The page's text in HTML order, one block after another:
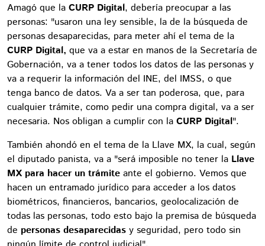
Amagó que la CURP Digital, debería preocupar a las
personas: "usaron una ley sensible, la de la búsqueda de
personas desaparecidas, para meter ahí el tema de la
CURP Digital, que va a estar en manos de la Secretaría de
Gobernación, va a tener todos los datos de las personas y
va a requerir la información del INE, del IMSS, o que
tenga banco de datos. Va a ser tan poderosa, que, para
cualquier trámite, como pedir una compra digital, va a ser
necesaria. Nos obligan a cumplir con la CURP Digital".
También ahondó en el tema de la Llave MX, la cual, según
el diputado panista, va a "será imposible no tener la Llave
MX para hacer un trámite ante el gobierno. Vemos que
hacen un entramado jurídico para acceder a los datos
biométricos, financieros, bancarios, geolocalización de
todas las personas, todo esto bajo la premisa de búsqueda
de personas desaparecidas y seguridad, pero todo sin